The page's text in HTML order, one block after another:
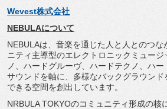
Wevest株式会社
NEBULAについて
NEBULAは、 音楽を通じた人と人とのつな
ニティ主導型のエレクトロニックミュージ
ノ、 ハードグルーヴ、ハードテクノ、 ハー
サウンドを軸に、 多様なバックグラウンド
できる空間を創出しています。
NRBULA TOKYOのコミュニティ形成の核